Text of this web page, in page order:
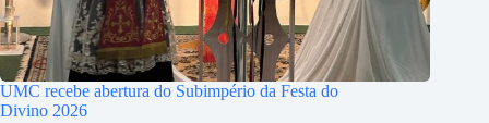
UMC recebe abertura do Subimpério da Festa do
Divino 2026